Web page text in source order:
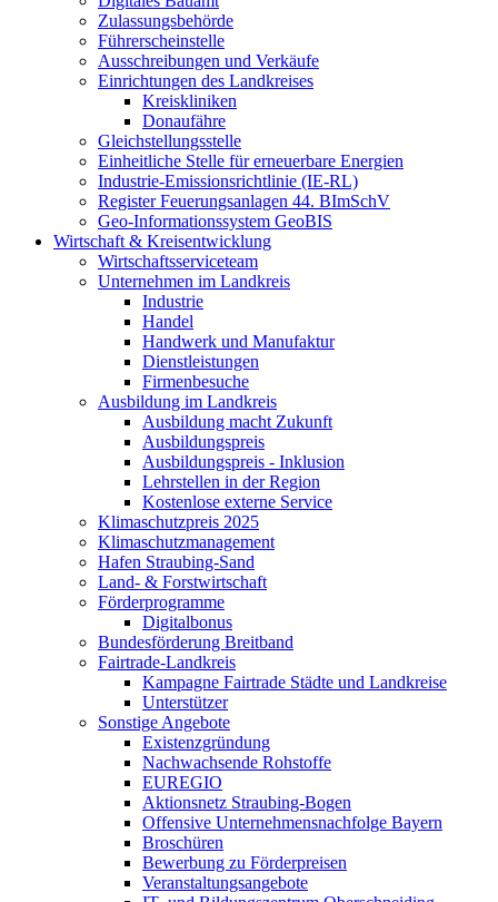
Zulassungsbehörde
Führerscheinstelle
Ausschreibungen und Verkäufe
Einrichtungen des Landkreises
Kreiskliniken
Donaufähre
Gleichstellungsstelle
Einheitliche Stelle für erneuerbare Energien
Industrie-Emissionsrichtlinie (IE-RL)
Register Feuerungsanlagen 44. BImSchV
Geo-Informationssystem GeoBIS
Wirtschaft & Kreisentwicklung
Wirtschaftsserviceteam
Unternehmen im Landkreis
Industrie
Handel
Handwerk und Manufaktur
Dienstleistungen
Firmenbesuche
Ausbildung im Landkreis
Ausbildung macht Zukunft
Ausbildungspreis
Ausbildungspreis - Inklusion
Lehrstellen in der Region
Kostenlose externe Service
Klimaschutzpreis 2025
Klimaschutzmanagement
Hafen Straubing-Sand
Land- & Forstwirtschaft
Förderprogramme
Digitalbonus
Bundesförderung Breitband
Fairtrade-Landkreis
Kampagne Fairtrade Städte und Landkreise
Unterstützer
Sonstige Angebote
Existenzgründung
Nachwachsende Rohstoffe
EUREGIO
Aktionsnetz Straubing-Bogen
Offensive Unternehmensnachfolge Bayern
Broschüren
Bewerbung zu Förderpreisen
Veranstaltungsangebote